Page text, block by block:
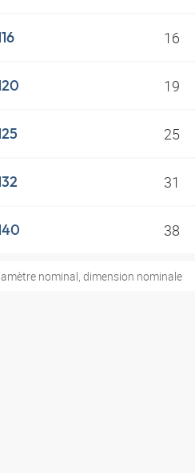
16
19
25
31
38
nominal, dimension nominale